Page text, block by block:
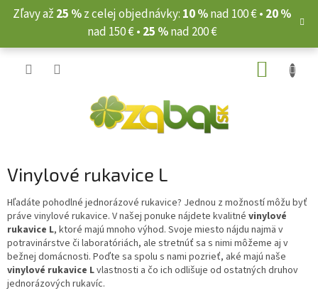
Prejsť
Zľavy až 25 %z celej objednávky: 10 %nad 100 € • 20 %
nad 150 € • 25 %nad 200 €
Vinylové rukavice L
Hľadáte pohodlné jednorázové rukavice? Jednou z možností môžu byť
práve vinylové rukavice. V našej ponuke nájdete kvalitné vinylové
rukavice L, ktoré majú mnoho výhod. Svoje miesto nájdu najmä v
potravinárstve či laboratóriách, ale stretnúť sa s nimi môžeme aj v
bežnej domácnosti. Poďte sa spolu s nami pozrieť, aké majú naše
vinylové rukavice Lvlastnosti a čo ich odlišuje od ostatných druhov
jednorázových rukavíc.